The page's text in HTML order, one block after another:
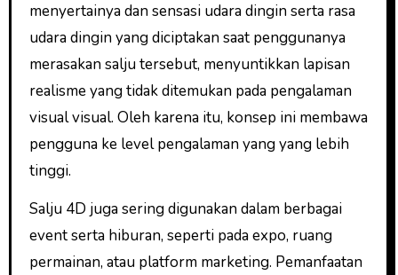
menyertainya dan sensasi udara dingin serta rasa
udara dingin yang diciptakan saat penggunanya
merasakan salju tersebut, menyuntikkan lapisan
realisme yang tidak ditemukan pada pengalaman
visual visual. Oleh karena itu, konsep ini membawa
pengguna ke level pengalaman yang yang lebih
tinggi.
Salju 4D juga sering digunakan dalam berbagai
event serta hiburan, seperti pada expo, ruang
permainan, atau platform marketing. Pemanfaatan